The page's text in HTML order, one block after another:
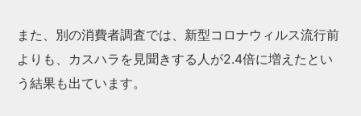
また、別の消費者調査では、新型コロナウィルス流行前
よりも、カスハラを見聞きする人が2.4倍に増えたとい
う結果も出ています。